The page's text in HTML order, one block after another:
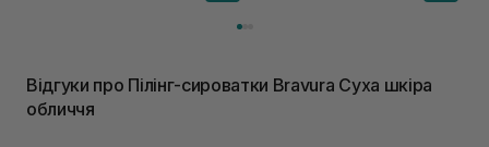
Відгуки про Пілінг-сироватки Bravura Суха шкіра
обличчя